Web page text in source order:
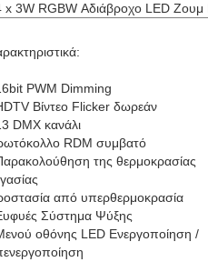
x 3W RGBW Αδιάβροχο LED Ζουμ
PWM Dimming
Βίντεο Flicker δωρεάν
DMX κανάλι
RDM συμβατό
της θερμοκρασίας
από υπερθερμοκρασία
Σύστημα Ψύξης
οθόνης LED Ενεργοποίηση /